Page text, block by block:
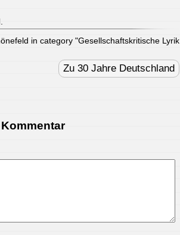
in category "Gesellschaftskritische Lyrik
Zu 30 Jahre Deutschland